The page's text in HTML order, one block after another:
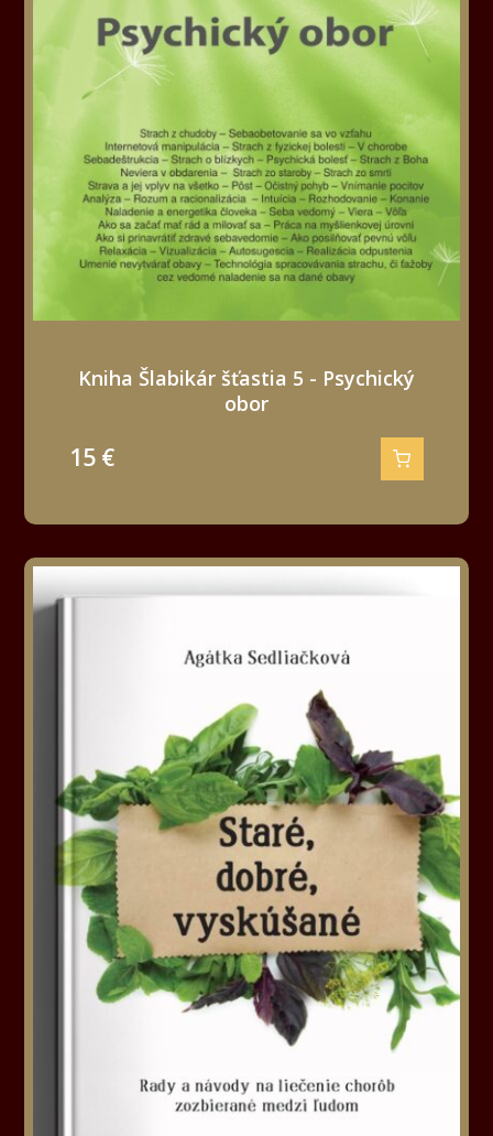
Kniha Šlabikár šťastia 5 - Psychický
obor
15€